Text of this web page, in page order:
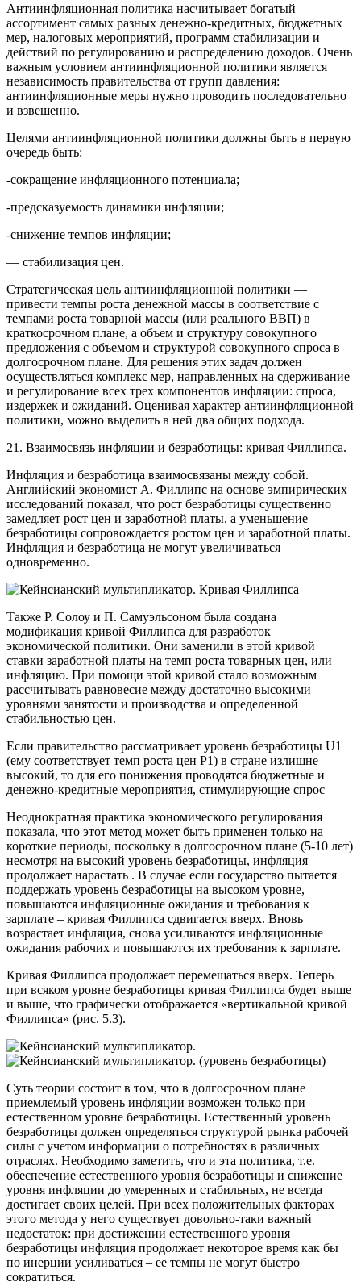
Антиинфляционная политика насчитывает богатый
ассортимент самых разных денежно-кредитных, бюджетных
мер, налоговых мероприятий, программ стабилизации и
действий по регулированию и распределению доходов. Очень
важным условием антиинфляционной политики является
независимость правительства от групп давления:
антиинфляционные меры нужно проводить последовательно
и взвешенно.
Целями антиинфляционной политики должны быть в первую
очередь быть:
-сокращение инфляционного потенциала;
-предсказуемость динамики инфляции;
-снижение темпов инфляции;
— стабилизация цен.
Стратегическая цель антиинфляционной политики —
привести темпы роста денежной массы в соответствие с
темпами роста товарной массы (или реального ВВП) в
краткосрочном плане, а объем и структуру совокупного
предложения с объемом и структурой совокупного спроса в
долгосрочном плане. Для решения этих задач должен
осуществляться комплекс мер, направленных на сдерживание
и регулирование всех трех компонентов инфляции: спроса,
издержек и ожиданий. Оценивая характер антиинфляционной
политики, можно выделить в ней два общих подхода.
21. Взаимосвязь инфляции и безработицы: кривая Филлипса.
Инфляция и безработица взаимосвязаны между собой.
Английский экономист А. Филлипс на основе эмпирических
исследований показал, что рост безработицы существенно
замедляет рост цен и заработной платы, а уменьшение
безработицы сопровождается ростом цен и заработной платы.
Инфляция и безработица не могут увеличиваться
одновременно.
Кривая Филлипса
Также Р. Солоу и П. Самуэльсоном была создана
модификация кривой Филлипса для разработок
экономической политики. Они заменили в этой кривой
ставки заработной платы на темп роста товарных цен, или
инфляцию. При помощи этой кривой стало возможным
рассчитывать равновесие между достаточно высокими
уровнями занятости и производства и определенной
стабильностью цен.
Если правительство рассматривает уровень безработицы U1
(ему соответствует темп роста цен Р1) в стране излишне
высокий, то для его понижения проводятся бюджетные и
денежно-кредитные мероприятия, стимулирующие спрос
Неоднократная практика экономического регулирования
показала, что этот метод может быть применен только на
короткие периоды, поскольку в долгосрочном плане (5-10 лет)
несмотря на высокий уровень безработицы, инфляция
продолжает нарастать . В случае если государство пытается
поддержать уровень безработицы на высоком уровне,
повышаются инфляционные ожидания и требования к
зарплате – кривая Филлипса сдвигается вверх. Вновь
возрастает инфляция, снова усиливаются инфляционные
ожидания рабочих и повышаются их требования к зарплате.
Кривая Филлипса продолжает перемещаться вверх. Теперь
при всяком уровне безработицы кривая Филлипса будет выше
и выше, что графически отображается «вертикальной кривой
Филлипса» (рис. 5.3).
(уровень безработицы)
Суть теории состоит в том, что в долгосрочном плане
приемлемый уровень инфляции возможен только при
естественном уровне безработицы. Естественный уровень
безработицы должен определяться структурой рынка рабочей
силы с учетом информации о потребностях в различных
отраслях. Необходимо заметить, что и эта политика, т.е.
обеспечение естественного уровня безработицы и снижение
уровня инфляции до умеренных и стабильных, не всегда
достигает своих целей. При всех положительных факторах
этого метода у него существует довольно-таки важный
недостаток: при достижении естественного уровня
безработицы инфляция продолжает некоторое время как бы
по инерции усиливаться – ее темпы не могут быстро
сократиться.